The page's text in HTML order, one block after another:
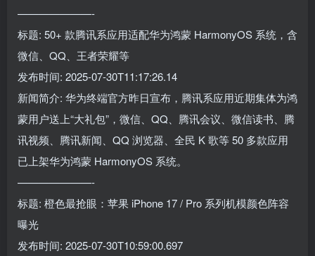
———————-
标题: 50+ 款腾讯系应用适配华为鸿蒙 HarmonyOS 系统，含
微信、QQ、王者荣耀等
发布时间: 2025-07-30T11:17:26.14
新闻简介: 华为终端官方昨日宣布，腾讯系应用近期集体为鸿
蒙用户送上“大礼包”，微信、QQ、腾讯会议、微信读书、腾
讯视频、腾讯新闻、QQ 浏览器、全民 K 歌等 50 多款应用
已上架华为鸿蒙 HarmonyOS 系统。
———————-
标题: 橙色最抢眼：苹果 iPhone 17 / Pro 系列机模颜色阵容
曝光
发布时间: 2025-07-30T10:59:00.697